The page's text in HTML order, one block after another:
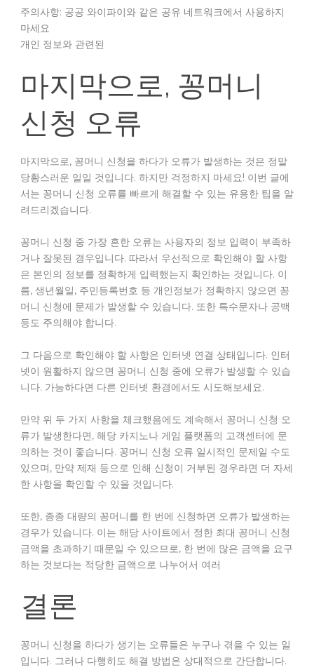
주의사항: 공공 와이파이와 같은 공유 네트워크에서 사용하지
마세요
개인 정보와 관련된
마지막으로, 꽁머니
신청 오류
마지막으로, 꽁머니 신청을 하다가 오류가 발생하는 것은 정말
당황스러운 일일 것입니다. 하지만 걱정하지 마세요! 이번 글에
서는 꽁머니 신청 오류를 빠르게 해결할 수 있는 유용한 팁을 알
려드리겠습니다.
꽁머니 신청 중 가장 흔한 오류는 사용자의 정보 입력이 부족하
거나 잘못된 경우입니다. 따라서 우선적으로 확인해야 할 사항
은 본인의 정보를 정확하게 입력했는지 확인하는 것입니다. 이
름, 생년월일, 주민등록번호 등 개인정보가 정확하지 않으면 꽁
머니 신청에 문제가 발생할 수 있습니다. 또한 특수문자나 공백
등도 주의해야 합니다.
그 다음으로 확인해야 할 사항은 인터넷 연결 상태입니다. 인터
넷이 원활하지 않으면 꽁머니 신청 중에 오류가 발생할 수 있습
니다. 가능하다면 다른 인터넷 환경에서도 시도해보세요.
만약 위 두 가지 사항을 체크했음에도 계속해서 꽁머니 신청 오
류가 발생한다면, 해당 카지노나 게임 플랫폼의 고객센터에 문
의하는 것이 좋습니다. 꽁머니 신청 오류 일시적인 문제일 수도
있으며, 만약 제재 등으로 인해 신청이 거부된 경우라면 더 자세
한 사항을 확인할 수 있을 것입니다.
또한, 종종 대량의 꽁머니를 한 번에 신청하면 오류가 발생하는
경우가 있습니다. 이는 해당 사이트에서 정한 최대 꽁머니 신청
금액을 초과하기 때문일 수 있으므로, 한 번에 많은 금액을 요구
하는 것보다는 적당한 금액으로 나누어서 여러
결론
꽁머니 신청을 하다가 생기는 오류들은 누구나 겪을 수 있는 일
입니다. 그러나 다행히도 해결 방법은 상대적으로 간단합니다.